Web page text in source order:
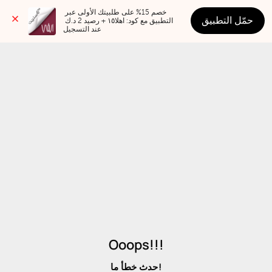
عند التسجيل
حمّل التطبيق
Ooops!!!
حدث خطأ ما!